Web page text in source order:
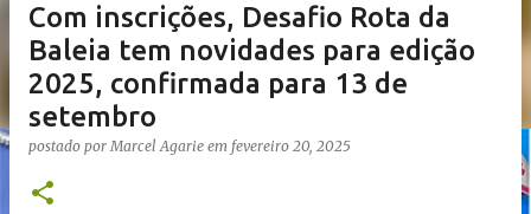
Com inscrições, Desafio Rota da
Baleia tem novidades para edição
2025, confirmada para 13 de
setembro
postado porMarcel Agarie em fevereiro 20, 2025